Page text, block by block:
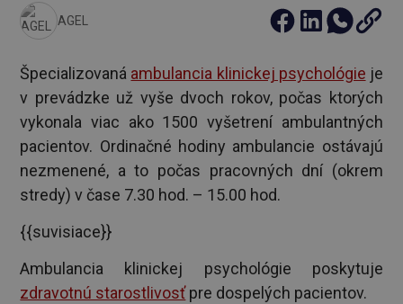
AGEL
Špecializovaná ambulancia klinickej psychológie je
v prevádzke už vyše dvoch rokov, počas ktorých
vykonala viac ako 1500 vyšetrení ambulantných
pacientov. Ordinačné hodiny ambulancie ostávajú
nezmenené, a to počas pracovných dní (okrem
stredy) v čase 7.30 hod. – 15.00 hod.
{{suvisiace}}
Ambulancia klinickej psychológie poskytuje
zdravotnú starostlivosťpre dospelých pacientov.